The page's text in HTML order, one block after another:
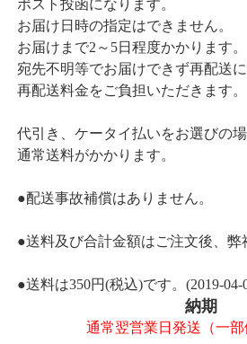
ポスト投函になります。
お届け日時の指定はできません。
お届けまで2～5日程度かかります。
宛先不明等でお届けできず再配送に
再配送料金をご負担いただきます。
代引き、ケータイ払いをお選びの場
通常送料がかかります。
●配送事故補償はありません。
●送料及び合計金額はご注文後、弊
●送料は350円(税込)です。(2019-04-
納期
通常翌営業日発送（一部